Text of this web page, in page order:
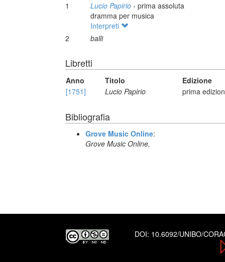
1 Lucio Papirio - prima assoluta
dramma per musica
Interpreti
2
balli
Libretti
Anno Titolo
Edizione
[1751]
Lucio Papirio prima
Bibliografia
Grove Music Online:
Grove Music Online,
DOI: 10.6092/UNIBO/